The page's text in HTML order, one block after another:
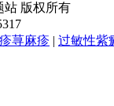
站 版权所有
荨麻疹 | 过敏性紫